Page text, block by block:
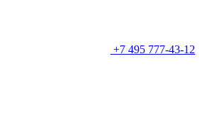
+7 495 777-43-12